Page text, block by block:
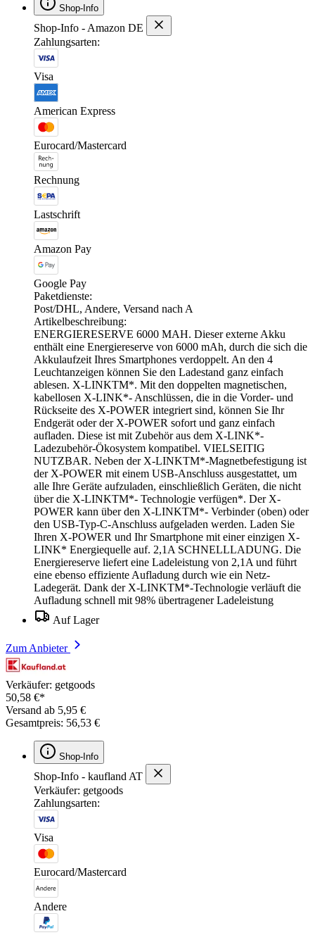
Shop-Info
Shop-Info - Amazon DE
Zahlungsarten:
Visa
American Express
Eurocard/Mastercard
Rechnung
Lastschrift
Amazon Pay
Google Pay
Paketdienste:
Post/DHL, Andere, Versand nach A
Artikelbeschreibung:
ENERGIERESERVE 6000 MAH. Dieser externe Akku
enthält eine Energiereserve von 6000 mAh, durch die sich die
Akkulaufzeit Ihres Smartphones verdoppelt. An den 4
Leuchtanzeigen können Sie den Ladestand ganz einfach
ablesen. X-LINKTM*. Mit den doppelten magnetischen,
kabellosen X-LINK*- Anschlüssen, die in die Vorder- und
Rückseite des X-POWER integriert sind, können Sie Ihr
Endgerät oder der X-POWER sofort und ganz einfach
aufladen. Diese ist mit Zubehör aus dem X-LINK*-
Ladezubehör-Ökosystem kompatibel. VIELSEITIG
NUTZBAR. Neben der X-LINKTM*-Magnetbefestigung ist
der X-POWER mit einem USB-Anschluss ausgestattet, um
alle Ihre Geräte aufzuladen, einschließlich Geräten, die nicht
über die X-LINKTM*- Technologie verfügen*. Der X-
POWER kann über den X-LINKTM*- Verbinder (oben) oder
den USB-Typ-C-Anschluss aufgeladen werden. Laden Sie
Ihren X-POWER und Ihr Smartphone mit einer einzigen X-
LINK* Energiequelle auf. 2,1A SCHNELLLADUNG. Die
Energiereserve liefert eine Ladeleistung von 2,1A und führt
eine ebenso effiziente Aufladung durch wie ein Netz-
Ladegerät. Dank der X-LINKTM*-Technologie verläuft die
Aufladung schnell mit 98% übertragener Ladeleistung
Auf Lager
Zum Anbieter
Verkäufer: getgoods
50,58 €*
Versand ab 5,95 €
Gesamtpreis: 56,53 €
Shop-Info
Shop-Info - kaufland AT
Verkäufer: getgoods
Zahlungsarten:
Visa
Eurocard/Mastercard
Andere